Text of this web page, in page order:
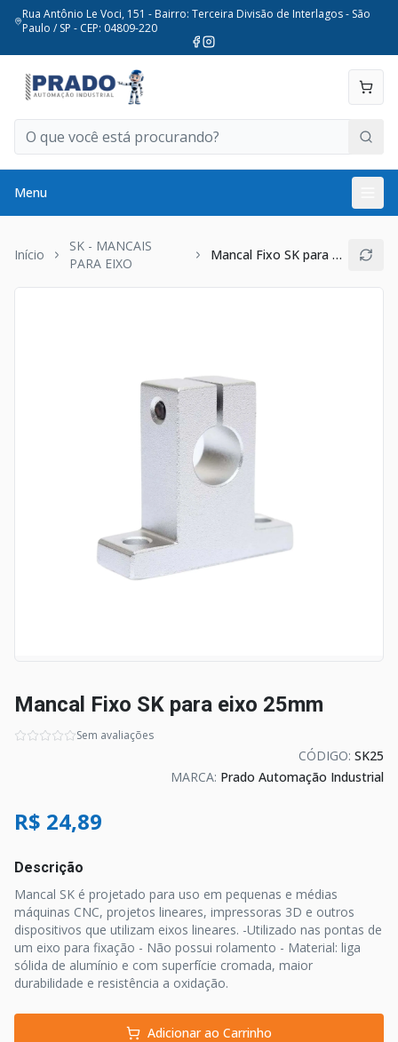
Rua Antônio Le Voci, 151 - Bairro: Terceira Divisão de Interlagos - São
Paulo / SP - CEP: 04809-220
Menu
Início
SK - MANCAIS
PARA EIXO
Mancal Fixo SK para eixo 25mm
Mancal Fixo SK para eixo 25mm
Sem avaliações
CÓDIGO: SK25
MARCA: Prado Automação Industrial
R$ 24,89
Descrição
Mancal SK é projetado para uso em pequenas e médias
máquinas CNC, projetos lineares, impressoras 3D e outros
dispositivos que utilizam eixos lineares. -Utilizado nas pontas de
um eixo para fixação - Não possui rolamento - Material: liga
sólida de alumínio e com superfície cromada, maior
durabilidade e resistência a oxidação.
Adicionar ao Carrinho